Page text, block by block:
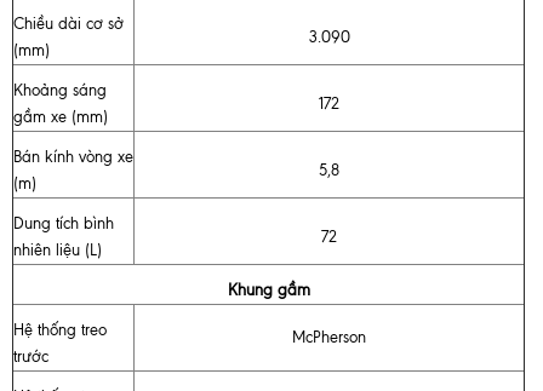
Chiều dài cơ sở
(mm)
3.090
Khoảng sáng
gầm xe (mm)
172
Bán kính vòng xe
(m)
5,8
Dung tích bình
nhiên liệu (L)
72
Khung gầm
Hệ thống treo
trước
McPherson